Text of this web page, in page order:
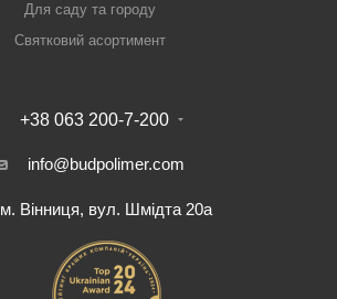
Для саду та городу
Святковий асортимент
+38 063 200-7-200
info@budpolimer.com
м. Вінниця, вул. Шмідта 20а